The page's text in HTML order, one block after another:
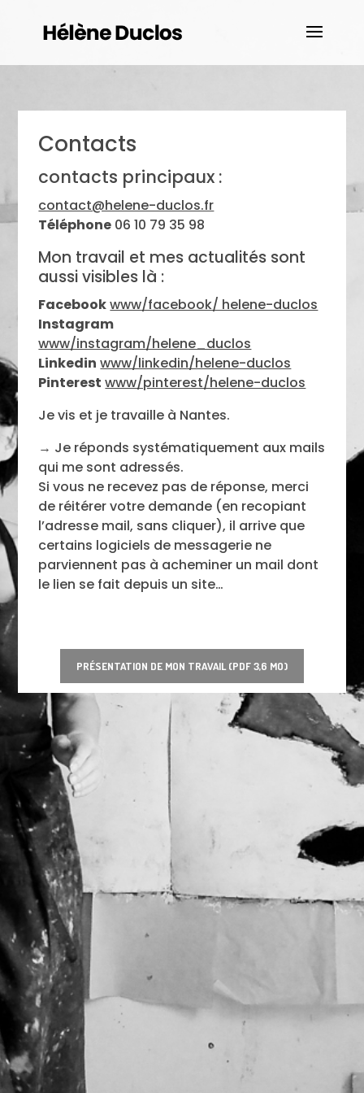
Contacts
contacts principaux :
contact@helene-duclos.fr
Téléphone 06 10 79 35 98
Mon travail et mes actualités sont
aussi visibles là :
Facebookwww/facebook/ helene-duclos
Instagram
www/instagram/helene_duclos
Linkedin www/linkedin/helene-duclos
Pinterest www/pinterest/helene-duclos
Je vis et je travaille à Nantes.
→ Je réponds systématiquement aux mails
qui me sont adressés.
Si vous ne recevez pas de réponse, merci
de réitérer votre demande (en recopiant
l’adresse mail, sans cliquer), il arrive que
certains logiciels de messagerie ne
parviennent pas à acheminer un mail dont
le lien se fait depuis un site…
PRÉSENTATION DE MON TRAVAIL (PDF 3,6 MO)